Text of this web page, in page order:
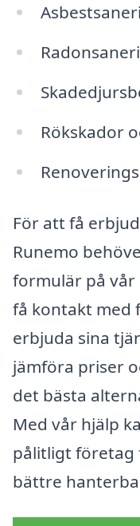
Rökskador
För att få
Runemo
formulär på vår
få kontakt med
erbjuda sina
jämföra priser
det bästa
Med vår hjälp
pålitligt företag
bättre